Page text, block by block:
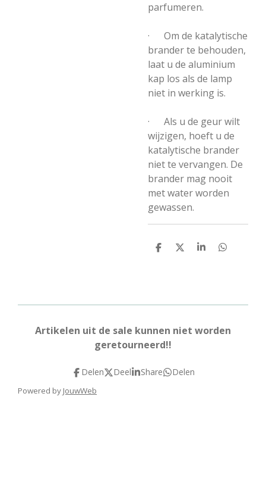
parfumeren.
· Om de katalytische
brander te behouden,
laat u de aluminium
kap los als de lamp
niet in werking is.
· Als u de geur wilt
wijzigen, hoeft u de
katalytische brander
niet te vervangen. De
brander mag nooit
met water worden
gewassen.
D
D
S
D
Artikelen uit de sale kunnen niet worden
geretourneerd!!
Delen Deel Share Delen
Powered by JouwWeb